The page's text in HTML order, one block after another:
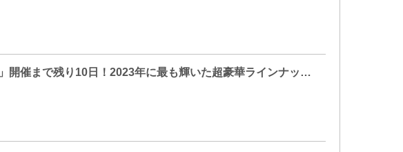
「2023 TMA」開催まで残り10日！2023年に最も輝いた超豪華ラインナップのアーティストたちが総出動！